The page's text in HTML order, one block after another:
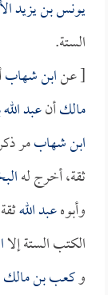
يونس بن يزيد
الستة.
[ عنابن شهاب
مالكأنعبد
ابن شهابمر
ثقة، أخرج له
وأبوهعبد الله
الكتب الستة إلا
وكعب بن مالك